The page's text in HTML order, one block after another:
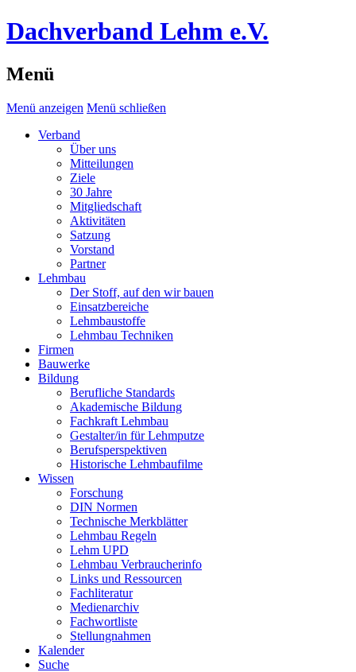
Dachverband Lehm e.V.
Menü
Menü anzeigen Menü schließen
Verband
Über uns
Mitteilungen
Ziele
30 Jahre
Mitgliedschaft
Aktivitäten
Satzung
Vorstand
Partner
Lehmbau
Der Stoff, auf den wir bauen
Einsatzbereiche
Lehmbaustoffe
Lehmbau Techniken
Firmen
Bauwerke
Bildung
Berufliche Standards
Akademische Bildung
Fachkraft Lehmbau
Gestalter/in für Lehmputze
Berufsperspektiven
Historische Lehmbaufilme
Wissen
Forschung
DIN Normen
Technische Merkblätter
Lehmbau Regeln
Lehm UPD
Lehmbau Verbraucherinfo
Links und Ressourcen
Fachliteratur
Medienarchiv
Fachwortliste
Stellungnahmen
Kalender
Suche